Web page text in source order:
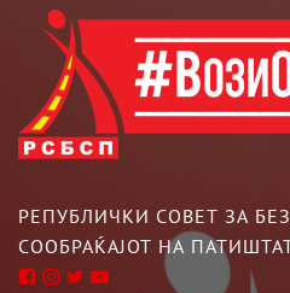
РЕПУБЛИЧКИ СОВЕТ ЗА
СООБРАЌАЈОТ НА